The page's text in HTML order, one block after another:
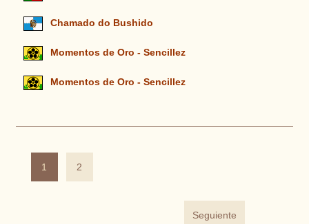
Chamado do Bushido
Momentos de Oro - Sencillez
Momentos de Oro - Sencillez
1 2
Seguiente